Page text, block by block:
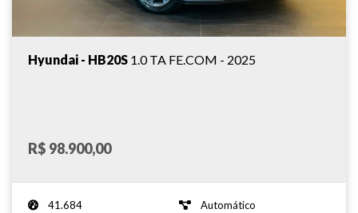
Hyundai - HB20S 1.0 TA FE.COM - 2025
R$ 98.900,00
41.684
Automático